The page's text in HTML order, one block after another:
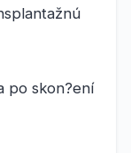
po skon?ení